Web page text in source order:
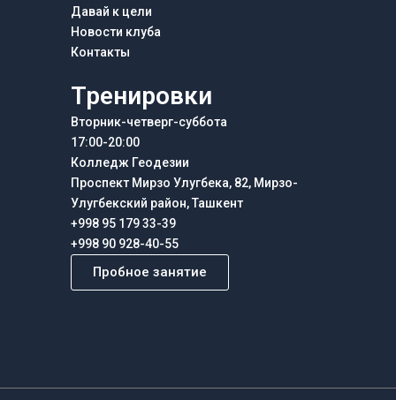
Давай к цели
Новости клуба
Контакты
Тренировки
Вторник-четверг-суббота
17:00-20:00
Колледж Геодезии
Проспект Мирзо Улугбека, 82, Мирзо-
Улугбекский район, Ташкент
+998 95 179 33-39
+998 90 928-40-55
Пробное занятие